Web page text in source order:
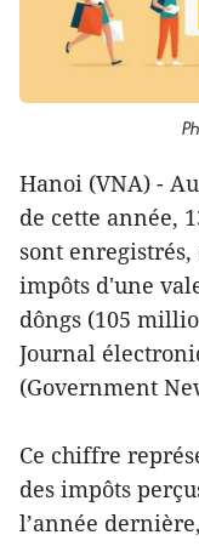
Hanoi (VNA) -
de cette année,
sont
impôts d'une
dôngs (105
Journal
(Government
Ce chiffre
des impôts
l’année